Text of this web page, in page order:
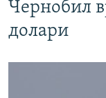
Чернобил
долари